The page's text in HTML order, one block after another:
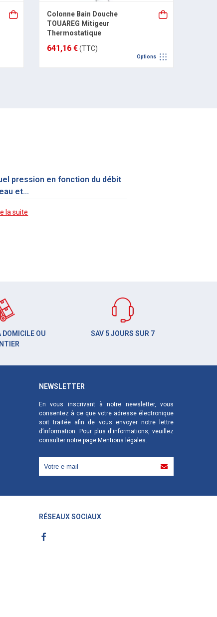
Colonne Bain Douche
TOUAREG Mitigeur
Thermostatique
641,16 €(TTC)
Options
pression en fonction du débit
et...
la suite
DOMICILE OU
SAV 5 JOURS SUR 7
NEWSLETTER
En vous inscrivant à notre newsletter, vous
consentez à ce que votre adresse électronique
soit traitée afin de vous envoyer notre lettre
d’information. Pour plus d'informations, veuillez
consulter notre page Mentions légales.
RÉSEAUX SOCIAUX